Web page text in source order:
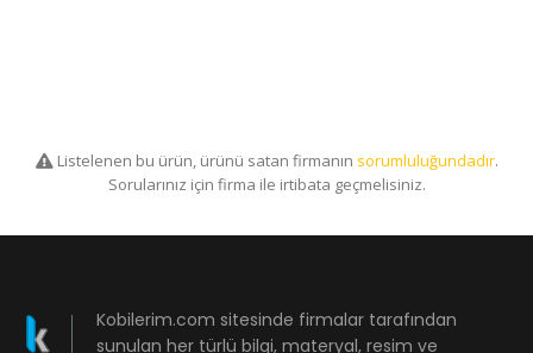
Listelenen bu ürün, ürünü satan firmanın sorumluluğundadır.
Sorularınız için firma ile irtibata geçmelisiniz.
Kobilerim.com sitesinde firmalar tarafından
sunulan her türlü bilgi, materyal, resim ve